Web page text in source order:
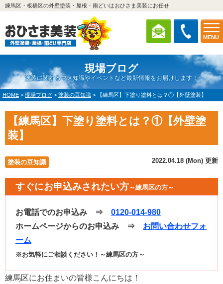
MENU
練馬区・板橋区の外壁塗装・屋根・雨どいはおひさま美装にお任せ
現場ブログ
塗装に関するマメ知識やイベントなど最新情報をお届けします！
HOME > 現場ブログ > 塗装の豆知識 > 【練馬区】下塗り塗料とは？①【外壁塗装】
【練馬区】下塗り塗料とは？①【外壁塗
装】
塗装の豆知識 2022.04.18 (Mon) 更新
すぐにお申込みされたい方～練馬区の方～
お電話でのお申込み ⇒ 0120-014-980
ホームページからのお申込み ⇒ お問い合わせフォ
ーム
※お気軽にご相談ください！～練馬区の方～
練馬区にお住まいの皆様こんにちは！